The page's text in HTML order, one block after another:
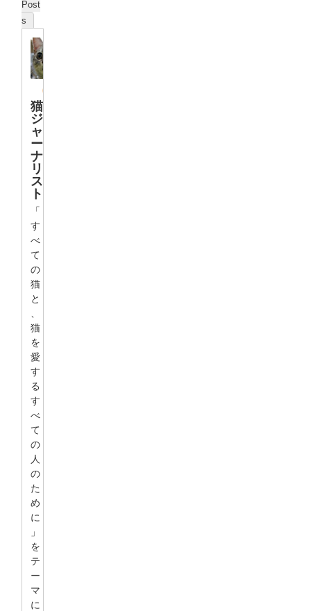
Post
s
猫
ジ
ャ
ー
ナ
リ
ス
ト
「
す
べ
て
の
猫
と
、
猫
を
愛
す
る
す
べ
て
の
人
の
た
め
に
」
を
テ
ー
マ
に